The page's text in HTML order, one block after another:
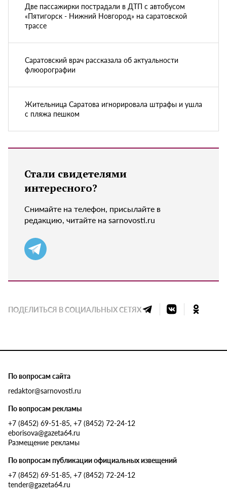
Две пассажирки пострадали в ДТП с автобусом
«Пятигорск - Нижний Новгород» на саратовской
трассе
Саратовский врач рассказала об актуальности
флюорографии
Жительница Саратова игнорировала штрафы и ушла
с пляжа пешком
Стали свидетелями
интересного?
Снимайте на телефон, присылайте в
редакцию, читайте на sarnovosti.ru
ПОДЕЛИТЬСЯ В СОЦИАЛЬНЫХ СЕТЯХ
По вопросам сайта
redaktor@sarnovosti.ru
По вопросам рекламы
+7 (8452) 69-51-85, +7 (8452) 72-24-12
eborisova@gazeta64.ru
Размещение рекламы
По вопросам публикации официальных извещений
+7 (8452) 69-51-85, +7 (8452) 72-24-12
tender@gazeta64.ru